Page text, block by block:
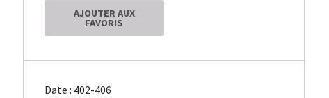
AJOUTER AUX
FAVORIS
Date : 402-406